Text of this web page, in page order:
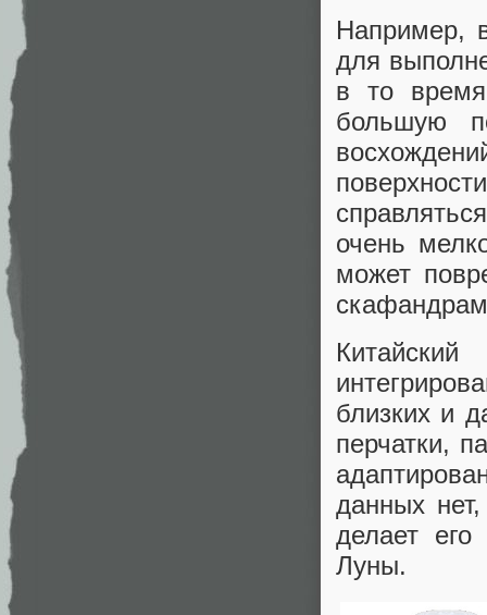
Например,
для
в то
большую
очень
может
близких и
перчатки,
данных
делает
Луны.